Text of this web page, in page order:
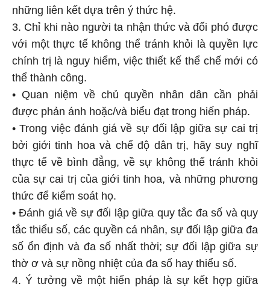
những liên kết dựa trên ý thức hệ.
3. Chỉ khi nào người ta nhận thức và đối phó được
với một thực tế không thể tránh khỏi là quyền lực
chính trị là nguy hiểm, việc thiết kế thể chế mới có
thể thành công.
• Quan niệm về chủ quyền nhân dân cần phải
được phản ánh hoặc/và biểu đạt trong hiến pháp.
• Trong việc đánh giá về sự đối lập giữa sự cai trị
bởi giới tinh hoa và chế độ dân trị, hãy suy nghĩ
thực tế về bình đẳng, về sự không thể tránh khỏi
của sự cai trị của giới tinh hoa, và những phương
thức để kiểm soát họ.
• Đánh giá về sự đối lập giữa quy tắc đa số và quy
tắc thiểu số, các quyền cá nhân, sự đối lập giữa đa
số ổn định và đa số nhất thời; sự đối lập giữa sự
thờ ơ và sự nồng nhiệt của đa số hay thiểu số.
4. Ý tưởng về một hiến pháp là sự kết hợp giữa